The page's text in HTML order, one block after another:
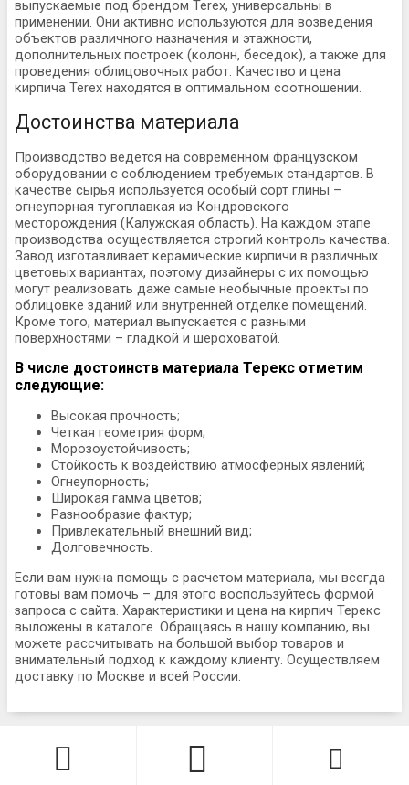
выпускаемые под брендом Terex, универсальны в
применении. Они активно используются для возведения
объектов различного назначения и этажности,
дополнительных построек (колонн, беседок), а также для
проведения облицовочных работ. Качество и цена
кирпича Terex находятся в оптимальном соотношении.
Достоинства материала
Производство ведется на современном французском
оборудовании с соблюдением требуемых стандартов. В
качестве сырья используется особый сорт глины –
огнеупорная тугоплавкая из Кондровского
месторождения (Калужская область). На каждом этапе
производства осуществляется строгий контроль качества.
Завод изготавливает керамические кирпичи в различных
цветовых вариантах, поэтому дизайнеры с их помощью
могут реализовать даже самые необычные проекты по
облицовке зданий или внутренней отделке помещений.
Кроме того, материал выпускается с разными
поверхностями – гладкой и шероховатой.
В числе достоинств материала Терекс отметим
следующие:
Высокая прочность;
Четкая геометрия форм;
Морозоустойчивость;
Стойкость к воздействию атмосферных явлений;
Огнеупорность;
Широкая гамма цветов;
Разнообразие фактур;
Привлекательный внешний вид;
Долговечность.
Если вам нужна помощь с расчетом материала, мы всегда
готовы вам помочь – для этого воспользуйтесь формой
запроса с сайта. Характеристики и цена на кирпич Терекс
выложены в каталоге. Обращаясь в нашу компанию, вы
можете рассчитывать на большой выбор товаров и
внимательный подход к каждому клиенту. Осуществляем
доставку по Москве и всей России.